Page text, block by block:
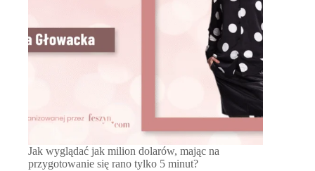
Jak wyglądać jak milion dolarów, mając na
przygotowanie się rano tylko 5 minut?